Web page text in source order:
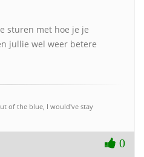
sturen met hoe je je
jullie wel weer betere
of the blue, I would've stay
0